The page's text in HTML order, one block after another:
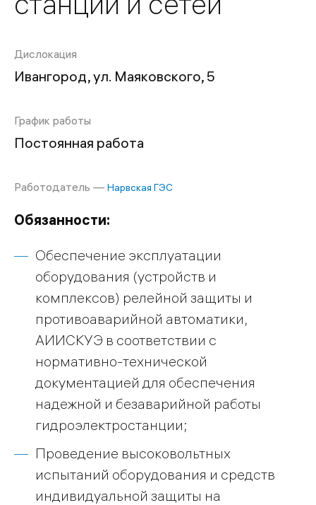
Дислокация
Ивангород, ул. Маяковского, 5
График работы
Постоянная работа
Работодатель — Нарвская ГЭС
Обязанности:
Обеспечение эксплуатации
оборудования (устройств и
комплексов) релейной защиты и
противоаварийной автоматики,
АИИСКУЭ в соответствии с
нормативно-технической
документацией для обеспечения
надежной и безаварийной работы
гидроэлектростанции;
Проведение высоковольтных
испытаний оборудования и средств
индивидуальной защиты на